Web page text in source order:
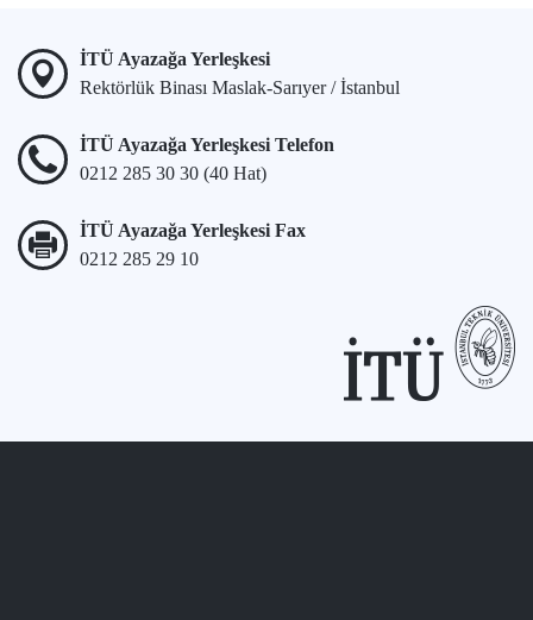
İTÜ Ayazağa Yerleşkesi
Rektörlük Binası Maslak-Sarıyer / İstanbul
İTÜ Ayazağa Yerleşkesi Telefon
0212 285 30 30 (40 Hat)
İTÜ Ayazağa Yerleşkesi Fax
0212 285 29 10